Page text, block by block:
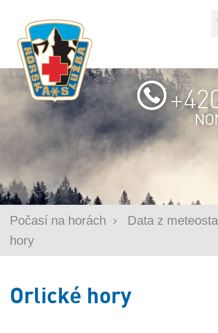
Počasí na horách ›
Data z
hory
Orlické hory